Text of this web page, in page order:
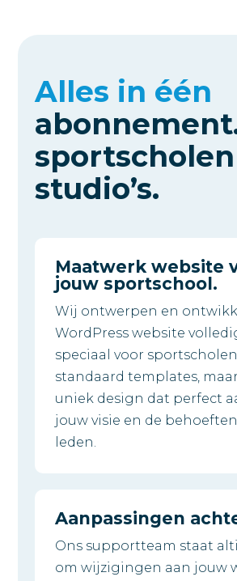
Alles in één
studio’s.
Maatwerk website
jouw sportschool.
Wij ontwerpen en
WordPress website
speciaal voor
standaard templates,
uniek design dat perfect
jouw visie en de
leden.
Aanpassingen
Ons supportteam staat
om wijzigingen aan jouw